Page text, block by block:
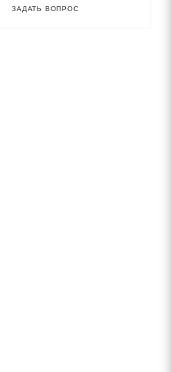
ЗАДАТЬ ВОПРОС